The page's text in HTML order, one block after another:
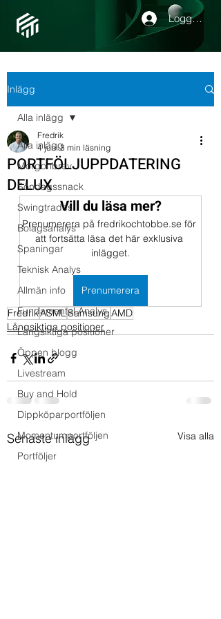
Logga in
Inlägg
Alla inlägg
Morgonbrev
Söndagssnack
Swingtrades
Bolagsanalys
Spaningar
Teknisk Analys
Allmän info
Fundamental Analys
Långsiktiga positioner
Öppen blogg
Livestream
Buy and Hold
Dippköparportföljen
Momentumportföljen
Portföljer
Alla inlägg
PORTFÖLJUPPDATERING
DELUX
Fredrik
4 juni 3 min läsning
Vill du läsa mer?
Prenumerera på fredrikochtobbe.se för
att fortsätta läsa det här exklusiva
inlägget.
Prenumerera
FredrikASMLSamsungAMD
Långsiktiga positioner
Senaste inlägg Visa alla